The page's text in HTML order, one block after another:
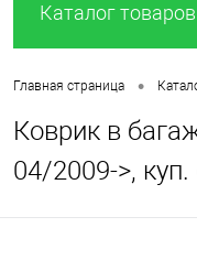
Каталог товаров
Главная страница •
Коврик в
04/2009->,